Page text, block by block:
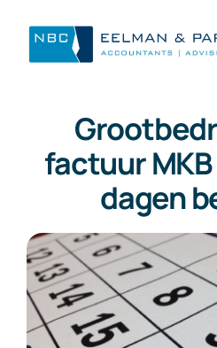
inhoud
Wat
Wie
Mijn NBC
factuur
dagen